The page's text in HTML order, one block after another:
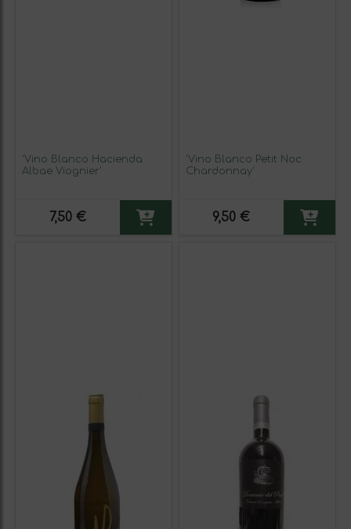
'Vino Blanco Hacienda
Albae Viognier'
7,50 €
'Vino Blanco Petit Noc
Chardonnay'
9,50 €